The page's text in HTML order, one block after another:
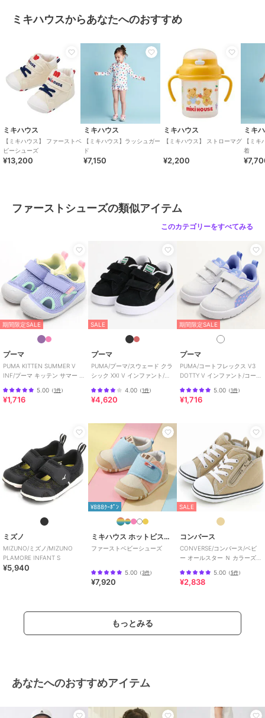
す。
※ 抗ウイルス性試験はATCC VR-1679（エンベロープ有）を25℃で2
時間放置して実施しています。
この商品は無料ギフトサービスの対象商品です
>>無料ギフトサービスについての詳細はこちら
ブランド ミキハウス
ショップ ミキハウス
性別タイプ
ガールズ
ベビーシューズ ／
ファーストシ
ファーストシ
カラー 白、赤、紺
サイズ 6サイズ展開
素材
白/赤/紺：（皮革部分） 合成皮
革、（底材の種類） ゴム底
商品のお取り扱い方法
日本
ミキハウスからあなたへのおすすめ
ミキハウス
【ミキハウス】 ファーストベ
ビーシューズ
¥13,200
ミキハウス
【ミキハウス】ラッシュガー
ド
¥7,150
ミキハウス
【ミキハウス】 ストローマグ
¥2,200
ミキ
【ミ
着
ファーストシューズの類似アイテム
このカテゴリーをすべてみる
期間限定SALE
プーマ
PUMA KITTEN SUMMER V
INF/プーマ キッテン サマー V
5.00 （1件）
¥1,716
SALE
プーマ
PUMA/プーマ/スウェード クラ
シック XXI V インファント/ベ
4.00 （1件）
¥4,620
期間限定SALE
プーマ
PUMA/コートフレックス V3
DOTTY V インファント/コート
5.00（1件）
¥1,716
ミズノ
MIZUNO/ミズノ/MIZUNO
PLAMORE INFANT S
¥5,940
¥888ｸｰﾎﾟﾝ
ミキハウス ホットビスケッツ
ファーストベビーシューズ
5.00 （3件）
¥7,920
SALE
コンバース
CONVERSE/コンバース/ベビ
ー オールスター Ｎ カラーズ
5.00（5件）
¥2,838
もっとみる
あなたへのおすすめアイテム